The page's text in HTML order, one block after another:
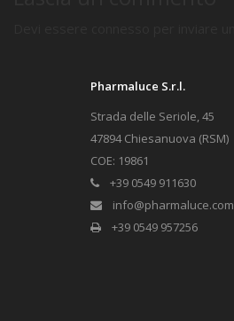
Pharmaluce S.r.l.
Strada delle Seriole, 45
47894 Chiesanuova (RSM)
COE: 19861
+39 0549 911630
info@pharmaluce.com
+39 0549 957256